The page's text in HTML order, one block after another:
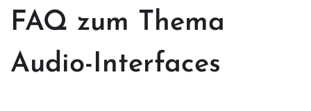
FAQ zum Thema
Audio-Interfaces